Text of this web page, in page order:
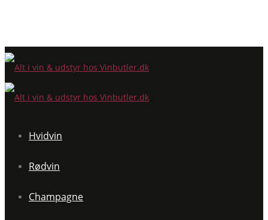
Hvidvin
Rødvin
Champagne